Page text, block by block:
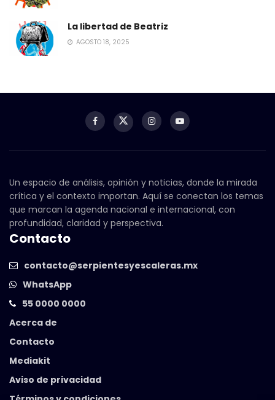
La libertad de Beatriz
AGOSTO 18, 2025
Un espacio de análisis, opinión y noticias, donde la mirada
crítica y el contexto importan. Aquí se conectan los temas
que marcan la agenda nacional e internacional, con
profundidad, claridad y perspectiva.
Contacto
contacto@serpientesyescaleras.mx
WhatsApp
55 0000 0000
Acerca de
Contacto
Mediakit
Aviso de privacidad